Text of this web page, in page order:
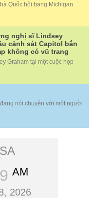
Quốc hội bang Michigan
nghị sĩ Lindsey
cảnh sát Capitol bắn
không có vũ trang
Graham tại một cuộc họp
nói chuyện với một người
AM
2026